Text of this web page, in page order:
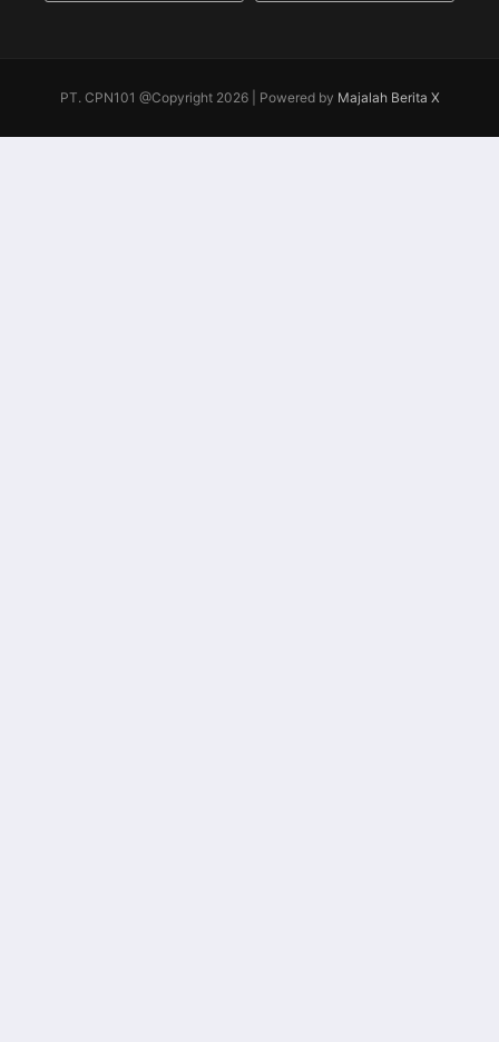
PT. CPN101 @Copyright 2026 | Powered by Majalah Berita X